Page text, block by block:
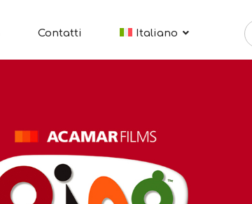
Contatti Italiano